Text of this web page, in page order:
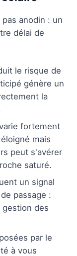
anodin : un
délai de
le risque de
génère un
la
fortement
mais
peut s'avérer
saturé.
un signal
passage :
des
par le
à vous